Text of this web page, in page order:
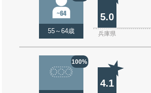
55～64歳
5.0
兵庫県
100%
4.1